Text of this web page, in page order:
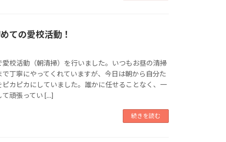
ての愛校活動！
愛校活動（朝清掃）を行いました。いつもお昼の清掃
で丁寧にやってくれていますが、今日は朝から自分た
ピカピカにしていました。誰かに任せることなく、一
て頑張ってい […]
続きを読む